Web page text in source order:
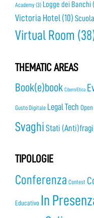
Academy(3) Logge dei Banchi
Victoria Hotel (10)
Virtual Room
THEMATIC AREAS
Book(e)book Cibern/Etica
Gusto Digitale Legal Tech
Svaghi Stati
TIPOLOGIE
Conferenza Contest
Educativo In